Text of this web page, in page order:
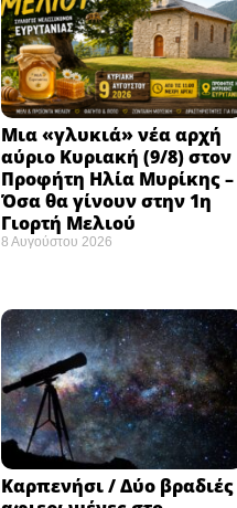
Μια «γλυκιά» νέα αρχή
αύριο Κυριακή (9/8) στον
Προφήτη Ηλία Μυρίκης –
Όσα θα γίνουν στην 1η
Γιορτή Μελιού
8 Αυγούστου 2026
Καρπενήσι / Δύο βραδιές